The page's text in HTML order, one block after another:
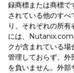
録商標または商標で
されている他のす
り、それぞれの所
には、Nutanix.com
クが含まれている
管理しておらず、外
を負いません。外